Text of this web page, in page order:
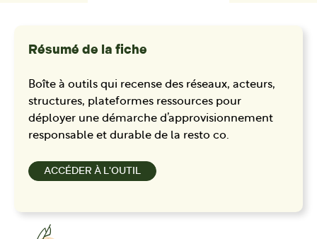
Résumé de la fiche
Boîte à outils qui recense des réseaux, acteurs,
structures, plateformes ressources pour
déployer une démarche d’approvisionnement
responsable et durable de la resto co.
ACCÉDER À L'OUTIL